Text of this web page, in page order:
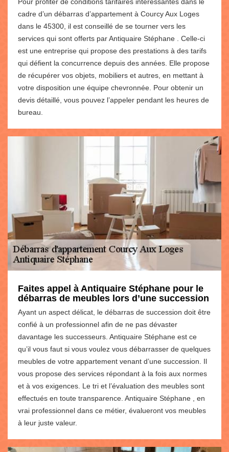
Pour profiter de conditions tarifaires intéressantes dans le
cadre d’un débarras d’appartement à Courcy Aux Loges
dans le 45300, il est conseillé de se tourner vers les
services qui sont offerts par Antiquaire Stéphane . Celle-ci
est une entreprise qui propose des prestations à des tarifs
qui défient la concurrence depuis des années. Elle propose
de récupérer vos objets, mobiliers et autres, en mettant à
votre disposition une équipe chevronnée. Pour obtenir un
devis détaillé, vous pouvez l’appeler pendant les heures de
bureau.
Faites appel à Antiquaire Stéphane pour le
débarras de meubles lors d’une succession
Ayant un aspect délicat, le débarras de succession doit être
confié à un professionnel afin de ne pas dévaster
davantage les successeurs. Antiquaire Stéphane est ce
qu’il vous faut si vous voulez vous débarrasser de quelques
meubles de votre appartement venant d’une succession. Il
vous propose des services répondant à la fois aux normes
et à vos exigences. Le tri et l’évaluation des meubles sont
effectués en toute transparence. Antiquaire Stéphane , en
vrai professionnel dans ce métier, évalueront vos meubles
à leur juste valeur.